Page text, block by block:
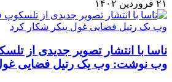
۲۱ فروردین ۱۴۰۲
ناسا با انتشار تصویر جدیدی از
وب نوشت: وب یک رتیل فضایی